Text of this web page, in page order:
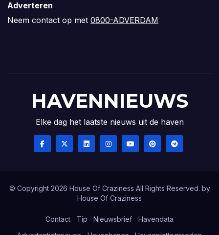
Adverteren
Neem contact op met 0800-ADVERDAM
HAVENNIEUWS
Elke dag het laatste nieuws uit de haven
© Copyright 2026 House Of Craziness All Rights Reserved. by
House Of Craziness
Contact Tip Nieuwsbrief
Havendata